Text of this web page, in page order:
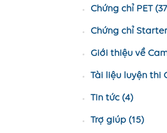
Chứng chỉ PET
Chứng chỉ
Giới thiệu về
Tài liệu luyện thi
Tin tức (4)
Trợ giúp (15)